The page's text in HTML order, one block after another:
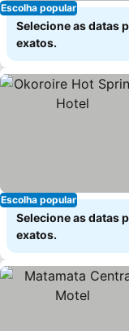
Escolha popular
Selecione as datas
exatos.
Escolha popular
Selecione as datas
exatos.